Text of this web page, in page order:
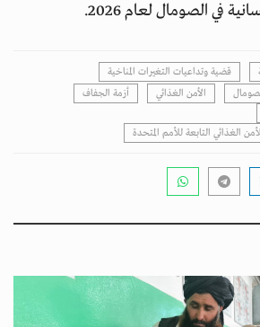
في الصومال لعام 2026.
قضية وتداعيات التغيرات المناخية
الأمن الغذائي
أزمة الجفاف
الغذائي التابعة للأمم المتحدة